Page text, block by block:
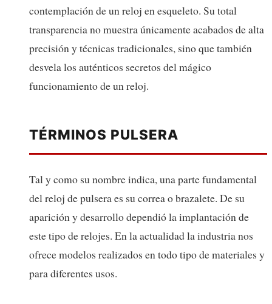
contemplación de un reloj en esqueleto. Su total
transparencia no muestra únicamente acabados de alta
precisión y técnicas tradicionales, sino que también
desvela los auténticos secretos del mágico
funcionamiento de un reloj.
TÉRMINOS PULSERA
Tal y como su nombre indica, una parte fundamental
del reloj de pulsera es su correa o brazalete. De su
aparición y desarrollo dependió la implantación de
este tipo de relojes. En la actualidad la industria nos
ofrece modelos realizados en todo tipo de materiales y
para diferentes usos.